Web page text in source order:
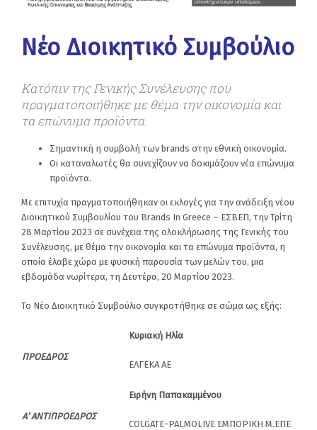
Νέο Διοικητικό Συμβούλιο
Κατόπιν της Γενικής Συνέλευσης που
πραγματοποιήθηκε με θέμα την οικονομία και
τα επώνυμα προϊόντα.
Σημαντική η συμβολή των brands στην εθνική οικονομία.
Οι καταναλωτές θα συνεχίζουν να δοκιμάζουν νέα επώνυμα
προϊόντα.
Με επιτυχία πραγματοποιήθηκαν οι εκλογές για την ανάδειξη νέου
Διοικητικού Συμβουλίου του Brands In Greece – ΕΣΒΕΠ, την Τρίτη
28 Μαρτίου 2023 σε συνέχεια της ολοκλήρωσης της Γενικής του
Συνέλευσης, με θέμα την οικονομία και τα επώνυμα προϊόντα, η
οποία έλαβε χώρα με φυσική παρουσία των μελών του, μια
εβδομάδα νωρίτερα, τη Δευτέρα, 20 Μαρτίου 2023.
Το Νέο Διοικητικό Συμβούλιο συγκροτήθηκε σε σώμα ως εξής:
ΠΡΟΕΔΡΟΣ
Κυριακή Ηλία
ΕΛΓΕΚΑ AE
Α’ ΑΝΤΙΠΡΟΕΔΡΟΣ
Ειρήνη Παπακαμμένου
COLGATE-PALMOLIVE ΕΜΠΟΡΙΚΗ Μ.ΕΠΕ